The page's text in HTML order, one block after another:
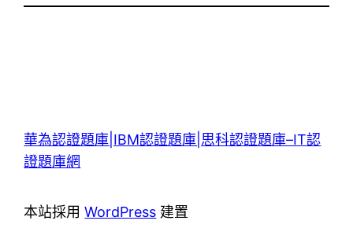
華為認證題庫|IBM認證題庫|思科認證題庫–IT認
證題庫網
本站採用WordPress 建置